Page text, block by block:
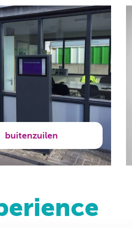
buitenzuilen